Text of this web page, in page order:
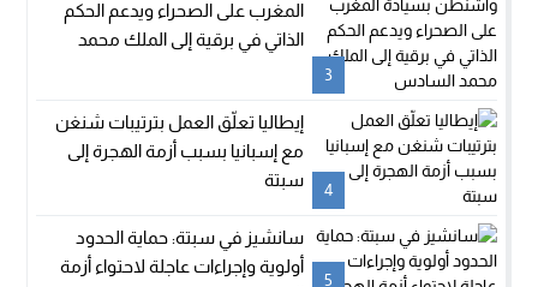
3
المغرب على الصحراء ويدعم الحكم
الذاتي في برقية إلى الملك محمد
4
إيطاليا تعلّق العمل بترتيبات شنغن
مع إسبانيا بسبب أزمة الهجرة إلى
سبتة
5
سانشيز في سبتة: حماية الحدود
أولوية وإجراءات عاجلة لاحتواء أزمة